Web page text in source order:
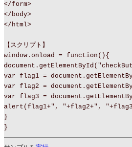
</form>
</body>
</html>
【スクリプト】
window.onload = function(){
var flag1 =
var flag2 =
var flag3 =
alert(flag1+", "+flag2+",
}
}